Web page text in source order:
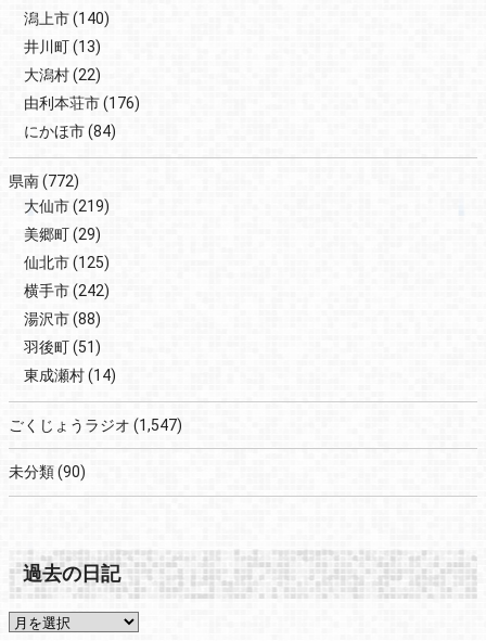
潟上市(140)
井川町(13)
大潟村(22)
由利本荘市(176)
にかほ市(84)
県南(772)
大仙市(219)
美郷町(29)
仙北市(125)
横手市(242)
湯沢市(88)
羽後町(51)
東成瀬村(14)
ごくじょうラジオ (1,547)
未分類(90)
過去の日記